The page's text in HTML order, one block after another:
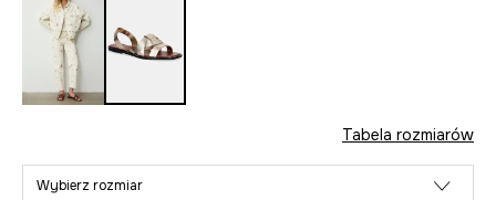
Tabela rozmiarów
Wybierz rozmiar